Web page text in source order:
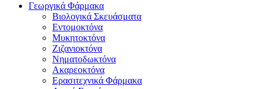
Γεωργικά Φάρμακα
Βιολογικά Σκευάσματα
Εντομοκτόνα
Μυκητοκτόνα
Ζιζανιοκτόνα
Νηματοδωκτόνα
Ακαρεοκτόνα
Ερασιτεχνικά Φάρμακα